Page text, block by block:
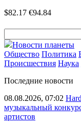
$82.17 €94.84
Новости планеты
Общество Политика
Происшествия Наука
Последние новости
08.08.2026, 07:02
музыкальный
артистов